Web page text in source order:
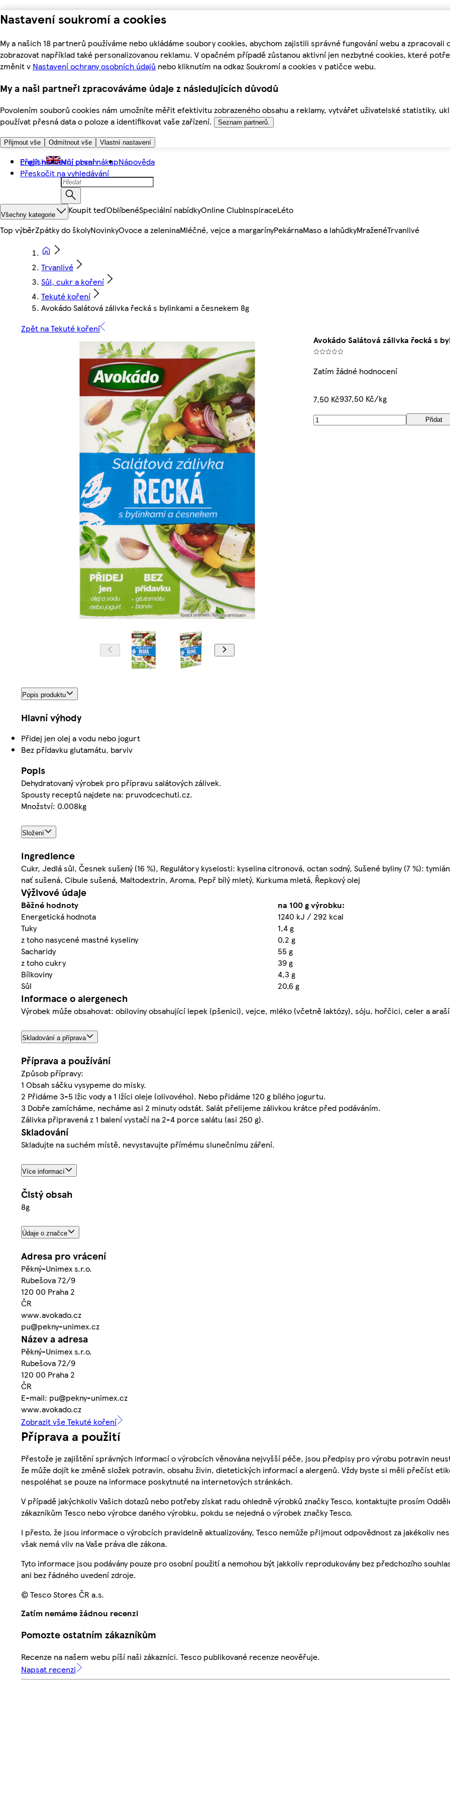
Nastavení soukromí a cookies
My a našich 18 partnerů používáme nebo ukládáme soubory cookies, abychom zajistili správné fungování webu a
zobrazovat například také personalizovanou reklamu. V opačném případě zůstanou aktivní jen nezbytné cookies, které
změnit v Nastavení ochrany osobních údajů nebo kliknutím na odkaz Soukromí a cookies v patičce webu.
My a naši partneři zpracováváme údaje z následujících důvodů
Povolením souborů cookies nám umožníte měřit efektivitu zobrazeného obsahu a reklamy, vytvářet uživatelské statistiky,
používat přesná data o poloze a identifikovat vaše zařízení.
Seznam partnerů.
Přijmout vše Odmítnout vše Vlastní nastavení
Přejít na hlavní obsah
Přeskočit na vyhledávání
English Můj první nákupNápověda
Všechny kategorie Koupit teďOblíbenéSpeciální nabídkyOnline ClubInspiraceLéto
Top výběrZpátky do školyNovinkyOvoce a zeleninaMléčné, vejce a margarínyPekárnaMaso a lahůdkyMraženéTrvanlivé
Trvanlivé
Sůl, cukr a koření
Tekuté koření
Avokádo Salátová zálivka řecká s bylinkami a česnekem 8g
Zpět na Tekuté koření
Avokádo Salátová zálivka řecká s
Zatím žádné hodnocení
7,50 Kč937,50 Kč/kg
Přidat
Popis produktu
Hlavní výhody
Přidej jen olej a vodu nebo jogurt
Bez přídavku glutamátu, barviv
Popis
Dehydratovaný výrobek pro přípravu salátových zálivek.
Spousty receptů najdete na: pruvodcechuti.cz.
Množství: 0.008kg
Složení
Ingredience
Cukr, Jedlá sůl, Česnek sušený (16 %), Regulátory kyselosti: kyselina citronová, octan sodný, Sušené byliny (7 %):
nať sušená, Cibule sušená, Maltodextrin, Aroma, Pepř bílý mletý, Kurkuma mletá, Řepkový olej
Výživové údaje
Běžné hodnoty
na 100 g výrobku:
Energetická hodnota
1240 kJ / 292 kcal
Tuky
1,4 g
z toho nasycené mastné kyseliny
0,2 g
Sacharidy
55 g
z toho cukry
39 g
Bílkoviny
4,3 g
Sůl
20,6 g
Informace o alergenech
Výrobek může obsahovat: obiloviny obsahující lepek (pšenici), vejce, mléko (včetně laktózy), sóju, hořčici, celer a
Skladování a příprava
Příprava a používání
Způsob přípravy:
1 Obsah sáčku vysypeme do misky.
2 Přidáme 3-5 lžic vody a 1 lžíci oleje (olivového). Nebo přidáme 120 g bílého jogurtu.
3 Dobře zamícháme, necháme asi 2 minuty odstát. Salát přelijeme zálivkou krátce před podáváním.
Zálivka připravená z 1 balení vystačí na 2-4 porce salátu (asi 250 g).
Skladování
Skladujte na suchém místě, nevystavujte přímému slunečnímu záření.
Více informací
Čistý obsah
8g
Údaje o značce
Adresa pro vrácení
Pěkný-Unimex s.r.o.
Rubešova 72/9
120 00 Praha 2
ČR
www.avokado.cz
pu@pekny-unimex.cz
Název a adresa
Pěkný-Unimex s.r.o.
Rubešova 72/9
120 00 Praha 2
ČR
E-mail: pu@pekny-unimex.cz
www.avokado.cz
Zobrazit vše Tekuté koření
Příprava a použití
Přestože je zajištění správných informací o výrobcích věnována nejvyšší péče, jsou předpisy pro výrobu potravin
že může dojít ke změně složek potravin, obsahu živin, dietetických informací a alergenů. Vždy byste si měli přečíst
nespoléhat se pouze na informace poskytnuté na internetových stránkách.
V případě jakýchkoliv Vašich dotazů nebo potřeby získat radu ohledně výrobků značky Tesco, kontaktujte prosím
zákazníkům Tesco nebo výrobce daného výrobku, pokdu se nejedná o výrobek značky Tesco.
I přesto, že jsou informace o výrobcích pravidelně aktualizovány, Tesco nemůže přijmout odpovědnost za jakékoliv
však nemá vliv na Vaše práva dle zákona.
Tyto informace jsou podávány pouze pro osobní použití a nemohou být jakkoliv reprodukovány bez předchozího
ani bez řádného uvedení zdroje.
© Tesco Stores ČR a.s.
Zatím nemáme žádnou recenzi
Pomozte ostatním zákazníkům
Recenze na našem webu píší naši zákazníci. Tesco publikované recenze neověřuje.
Napsat recenzi